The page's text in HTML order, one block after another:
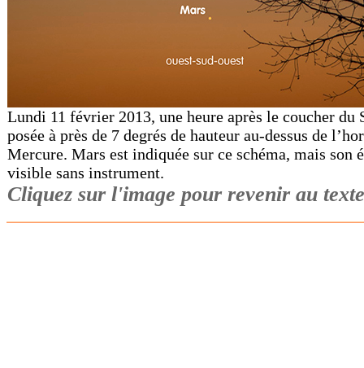
Lundi 11 février 2013, une heure après le coucher
posée à près de 7 degrés de hauteur au-dessus de
Mercure. Mars est indiquée sur ce schéma, mais
visible sans instrument.
Cliquez sur l'image pour revenir au